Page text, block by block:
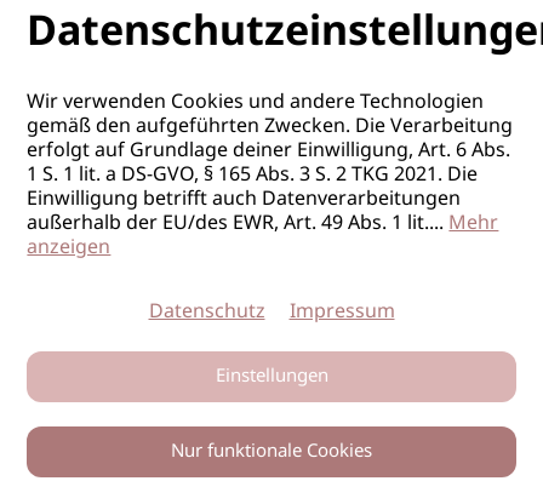
Wir verwenden Cookies und andere Technologien
gemäß den aufgeführten Zwecken. Die Verarbeitung
erfolgt auf Grundlage deiner Einwilligung, Art. 6 Abs.
1 S. 1 lit. a DS-GVO, § 165 Abs. 3 S. 2 TKG 2021. Die
Einwilligung betrifft auch Datenverarbeitungen
außerhalb der EU/des EWR, Art. 49 Abs. 1 lit....Mehr
anzeigen
Datenschutz Impressum
Einstellungen
Nur funktionale Cookies